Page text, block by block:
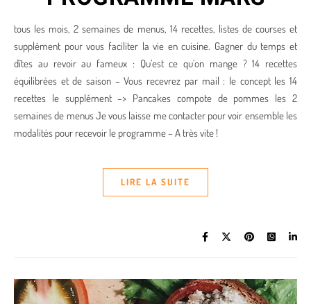
tous les mois, 2 semaines de menus, 14 recettes, listes de courses et
supplément pour vous faciliter la vie en cuisine. Gagner du temps et
dîtes au revoir au fameux : Qu’est ce qu’on mange ? 14 recettes
équilibrées et de saison – Vous recevrez par mail : le concept les 14
recettes le supplément –> Pancakes compote de pommes les 2
semaines de menus Je vous laisse me contacter pour voir ensemble les
modalités pour recevoir le programme – A très vite !
LIRE LA SUITE